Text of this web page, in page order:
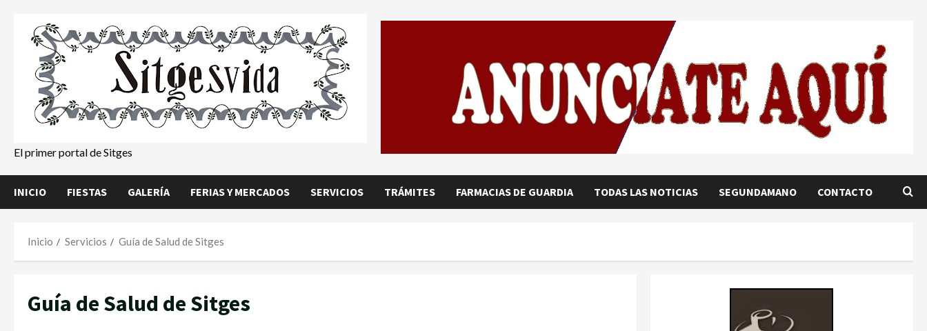
contenido
El primer portal de Sitges
INICIO FIESTAS GALERÍA FERIAS Y MERCADOS SERVICIOS TRÁMITES FARMACIAS DE GUARDIA TODAS LAS NOTICIAS SEGUNDAMANO CONTACTO
Inicio Servicios Guía de Salud de Sitges
Guía de Salud de Sitges